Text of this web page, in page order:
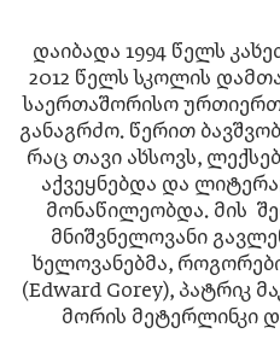
დაიბადა 1994 წელს
2012 წელს სკოლის
საერთაშორისო
განაგრძო. წერით
რაც თავი ახსოვს,
აქვეყნებდა და
მონაწილეობდა. მის
მნიშვნელოვანი
ხელოვანებმა,
(Edward Gorey), პატრიკ
მორის მეტერლინკი